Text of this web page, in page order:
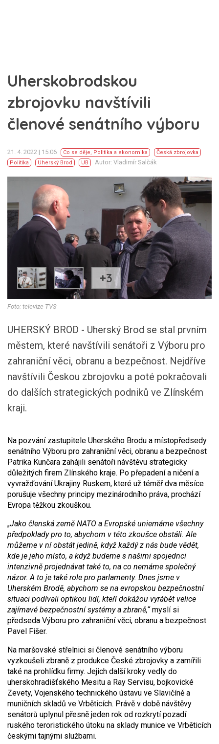
Uherskobrodskou
zbrojovku navštívili
členové senátního výboru
21. 4. 2022 | 15:06 Co se děje, Politika a ekonomika
Česká zbrojovka
Politika
Uherský Brod UB Autor: Vladimír Salčák
+3
Foto: televize TVS
UHERSKÝ BROD - Uherský Brod se stal prvním
městem, které navštívili senátoři z Výboru pro
zahraniční věci, obranu a bezpečnost. Nejdříve
navštívili Českou zbrojovku a poté pokračovali
do dalších strategických podniků ve Zlínském
kraji.
Na pozvání zastupitele Uherského Brodu a místopředsedy
senátního Výboru pro zahraniční věci, obranu a bezpečnost
Patrika Kunčara zahájili senátoři návštěvu strategicky
důležitých firem Zlínského kraje. Po přepadení a ničení a
vyvražďování Ukrajiny Ruskem, které už téměř dva měsíce
porušuje všechny principy mezinárodního práva, prochází
Evropa těžkou zkouškou.
„Jako členská země NATO a Evropské uniemáme všechny
předpoklady pro to, abychom v této zkoušce obstáli. Ale
můžeme v ní obstát jedině, když každý z nás bude vědět,
kde je jeho místo, a když budeme s našimi spojednci
intenzivně projednávat také to, na co nemáme společný
názor. A to je také role pro parlamenty. Dnes jsme v
Uherském Brodě, abychom se na evropskou bezpečnostní
situaci podívali optikou lidí, kteří dokážou vyrábět velice
zajímavé bezpečnostní systémy a zbraně,“myslí si
předseda Výboru pro zahraniční věci, obranu a bezpečnost
Pavel Fišer.
Na maršovské střelnici si členové senátního výboru
vyzkoušeli zbraně z produkce České zbrojovky a zamířili
také na prohlídku firmy. Jejich další kroky vedly do
uherskohradišťského Mesitu a Ray Servisu, bojkovické
Zevety, Vojenského technického ústavu ve Slavičíně a
muničních skladů ve Vrběticích. Právě v době návštěvy
senátorů uplynul přesně jeden rok od rozkrytí pozadí
ruského teroristického útoku na sklady munice ve Vrběticích
českými tajnými službami.